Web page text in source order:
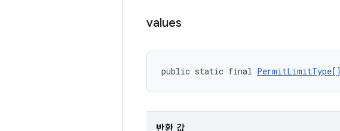
values
public static final PermitLimitType[]
반환 값